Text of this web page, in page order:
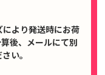
により発送時にお荷
後、メールにて別
い。